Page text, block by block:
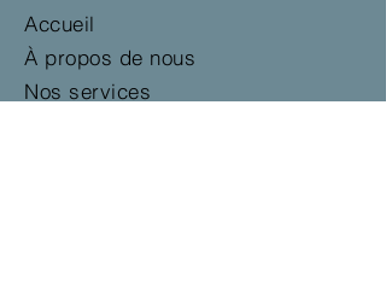
Accueil
À propos de nous
Nos services